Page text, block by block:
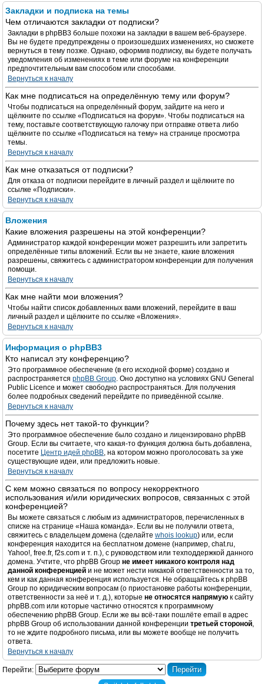
Закладки и подписка на темы
Чем отличаются закладки от подписки?
Закладки в phpBB3 больше похожи на закладки в вашем веб-браузере.
Вы не будете предупреждены о произошедших изменениях, но сможете
вернуться в тему позже. Однако, оформив подписку, вы будете получать
уведомления об изменениях в теме или форуме на конференции
предпочтительным вам способом или способами.
Вернуться к началу
Как мне подписаться на определённую тему или форум?
Чтобы подписаться на определённый форум, зайдите на него и
щёлкните по ссылке «Подписаться на форум». Чтобы подписаться на
тему, поставьте соответствующую галочку при отправке ответа либо
щёлкните по ссылке «Подписаться на тему» на странице просмотра
темы.
Вернуться к началу
Как мне отказаться от подписки?
Для отказа от подписки перейдите в личный раздел и щёлкните по
ссылке «Подписки».
Вернуться к началу
Вложения
Какие вложения разрешены на этой конференции?
Администратор каждой конференции может разрешить или запретить
определённые типы вложений. Если вы не знаете, какие вложения
разрешены, свяжитесь с администратором конференции для получения
помощи.
Вернуться к началу
Как мне найти мои вложения?
Чтобы найти список добавленных вами вложений, перейдите в ваш
личный раздел и щёлкните по ссылке «Вложения».
Вернуться к началу
Информация о phpBB3
Кто написал эту конференцию?
Это программное обеспечение (в его исходной форме) создано и
распространяется phpBB Group. Оно доступно на условиях GNU General
Public Licence и может свободно распространяться. Для получения
более подробных сведений перейдите по приведённой ссылке.
Вернуться к началу
Почему здесь нет такой-то функции?
Это программное обеспечение было создано и лицензировано phpBB
Group. Если вы считаете, что какая-то функция должна быть добавлена,
посетите Центр идей phpBB, на котором можно проголосовать за уже
существующие идеи, или предложить новые.
Вернуться к началу
С кем можно связаться по вопросу некорректного
использования и/или юридических вопросов, связанных с этой
конференцией?
Вы можете связаться с любым из администраторов, перечисленных в
списке на странице «Наша команда». Если вы не получили ответа,
свяжитесь с владельцем домена (сделайте whois lookup) или, если
конференция находится на бесплатном домене (например, chat.ru,
Yahoo!, free.fr, f2s.com и т. п.), с руководством или техподдержкой данного
домена. Учтите, что phpBB Group не имеет никакого контроля над
данной конференцией и не может нести никакой ответственности за то,
кем и как данная конференция используется. Не обращайтесь к phpBB
Group по юридическим вопросам (о приостановке работы конференции,
ответственности за неё и т. д.), которые не относятся напрямую к сайту
phpBB.com или которые частично относятся к программному
обеспечению phpBB Group. Если же вы всё-таки пошлёте email в адрес
phpBB Group об использовании данной конференции третьей стороной,
то не ждите подробного письма, или вы можете вообще не получить
ответа.
Вернуться к началу
Перейти: